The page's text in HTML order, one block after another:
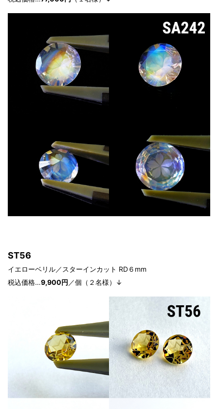
ST56
イエローベリル／スターインカット RD６mm
税込価格…9,900円 ／個（２名様）↓